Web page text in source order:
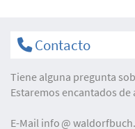
Contacto
Tiene alguna pregunta
Estaremos encantados de
E-Mail info